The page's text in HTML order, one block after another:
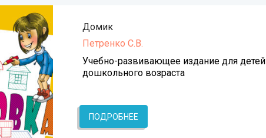
Домик
Петренко С.В.
Учебно-развивающее издание для детей
дошкольного возраста
ПОДРОБНЕЕ